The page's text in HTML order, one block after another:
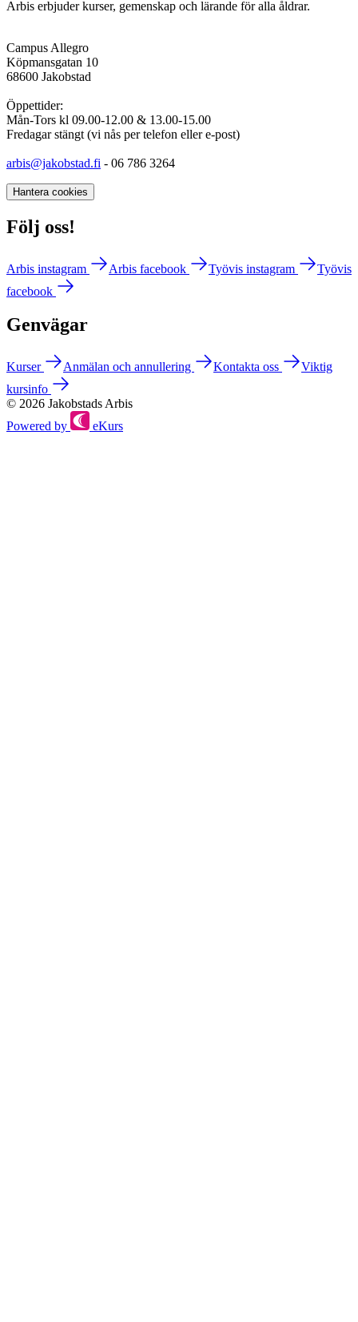
Arbis erbjuder kurser, gemenskap och lärande för alla åldrar.
Campus Allegro
Köpmansgatan 10
68600 Jakobstad
Öppettider:
Mån-Tors kl 09.00-12.00 & 13.00-15.00
Fredagar stängt (vi nås per telefon eller e-post)
arbis@jakobstad.fi - 06 786 3264
Hantera cookies
Följ oss!
Arbis instagram Arbis facebook Työvis instagram
Työvis
facebook
Genvägar
Kurser Anmälan och annullering Kontakta oss
Viktig
kursinfo
© 2026 Jakobstads Arbis
Powered by
eKurs